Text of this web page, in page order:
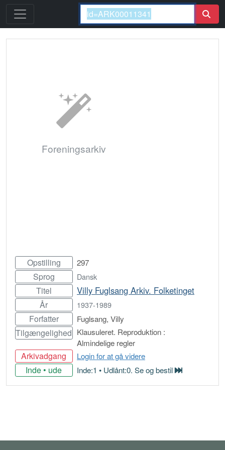
Foreningsarkiv
Opstilling 297
Sprog Dansk
Titel Villy Fuglsang Arkiv. Folketinget
År 1937-1989
Forfatter Fuglsang, Villy
Tilgængelighed Klausuleret. Reproduktion :
Almindelige regler
Arkivadgang Login for at gå videre
Inde • ude Inde:1 • Udlånt:0. Se og bestil
Bestil